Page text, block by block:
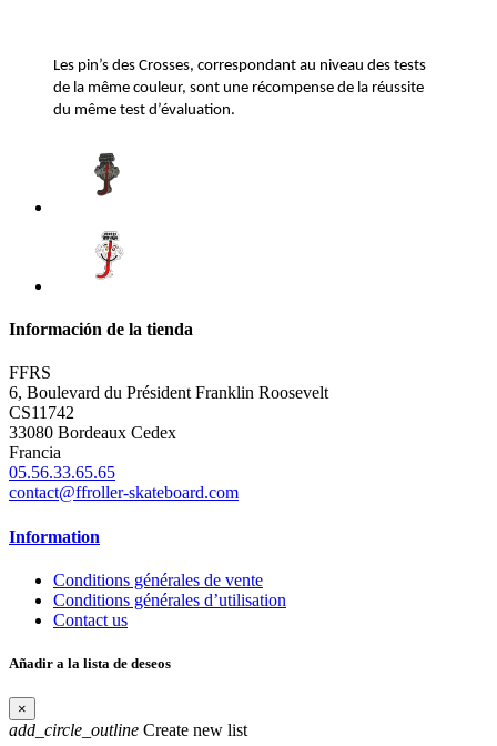
Les pin’s des Crosses, correspondant au niveau des tests
de la même couleur, sont une récompense de la réussite
du même test d’évaluation.
Información de la tienda
FFRS
6, Boulevard du Président Franklin Roosevelt
CS11742
33080 Bordeaux Cedex
Francia
05.56.33.65.65
contact@ffroller-skateboard.com
Information
Conditions générales de vente
Conditions générales d’utilisation
Contact us
Añadir a la lista de deseos
×
add_circle_outline Create new list